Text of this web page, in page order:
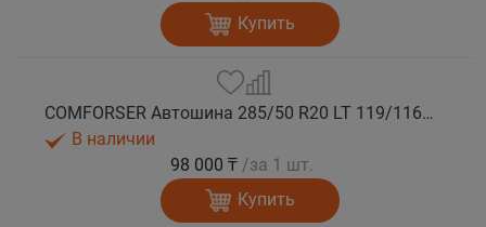
Купить
COMFORSER Автошина 285/50 R20 LT 119/116S CF1100 10PR RWL лето
В наличии
98 000 ₸ /за 1 шт.
Купить